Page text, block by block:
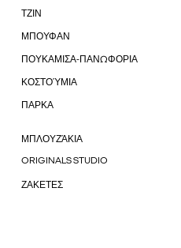
ΤΖΙΝ
ΜΠΟΥΦΑΝ
ΠΟΥΚΑΜΙΣΑ-ΠΑΝΩΦΟΡΙΑ
ΚΟΣΤΟΎΜΙΑ
ΠΑΡΚΑ
ΜΠΛΟΥΖΆΚΙΑ
ORIGINALS STUDIO
ΖΑΚΕΤΕΣ